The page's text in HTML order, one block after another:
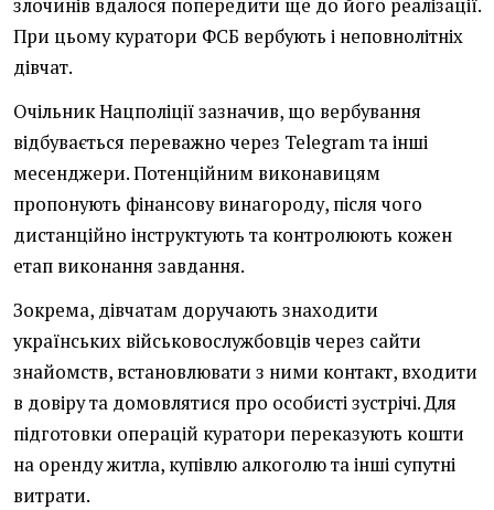
злочинів вдалося попередити ще до його реалізації.
При цьому куратори ФСБ вербують і неповнолітніх
дівчат.
Очільник Нацполіції зазначив, що вербування
відбувається переважно через Telegram та інші
месенджери. Потенційним виконавицям
пропонують фінансову винагороду, після чого
дистанційно інструктують та контролюють кожен
етап виконання завдання.
Зокрема, дівчатам доручають знаходити
українських військовослужбовців через сайти
знайомств, встановлювати з ними контакт, входити
в довіру та домовлятися про особисті зустрічі. Для
підготовки операцій куратори переказують кошти
на оренду житла, купівлю алкоголю та інші супутні
витрати.